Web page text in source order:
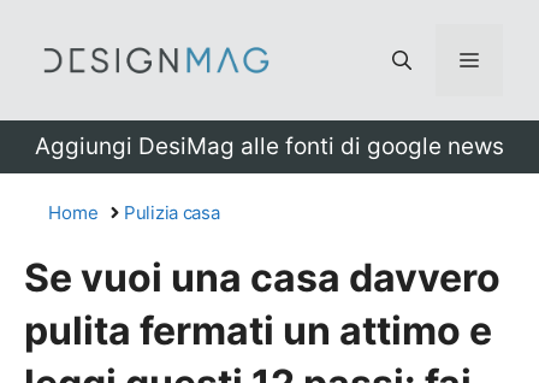
Menu
Aggiungi DesiMag alle fonti di google news
Home Pulizia casa
Se vuoi una casa davvero
pulita fermati un attimo e